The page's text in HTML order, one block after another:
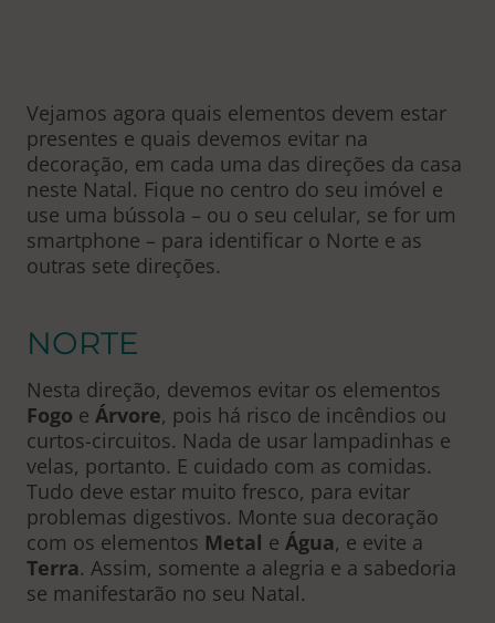
Vejamos agora quais elementos devem estar
presentes e quais devemos evitar na
decoração, em cada uma das direções da casa
neste Natal. Fique no centro do seu imóvel e
use uma bússola – ou o seu celular, se for um
smartphone – para identificar o Norte e as
outras sete direções.
NORTE
Nesta direção, devemos evitar os elementos
Fogo e Árvore, pois há risco de incêndios ou
curtos-circuitos. Nada de usar lampadinhas e
velas, portanto. E cuidado com as comidas.
Tudo deve estar muito fresco, para evitar
problemas digestivos. Monte sua decoração
com os elementos Metal e Água, e evite a
Terra. Assim, somente a alegria e a sabedoria
se manifestarão no seu Natal.